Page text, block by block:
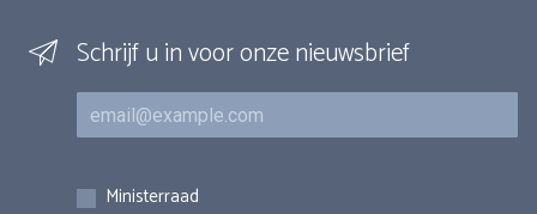
Schrijf u in voor onze nieuwsbrief
E-mail
Inschrijvingen
Ministerraad